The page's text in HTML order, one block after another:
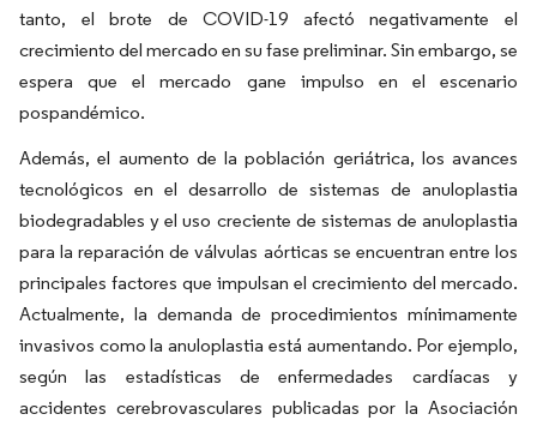
tanto, el brote de COVID-19 afectó negativamente el
crecimiento del mercado en su fase preliminar. Sin embargo, se
espera que el mercado gane impulso en el escenario
pospandémico.
Además, el aumento de la población geriátrica, los avances
tecnológicos en el desarrollo de sistemas de anuloplastia
biodegradables y el uso creciente de sistemas de anuloplastia
para la reparación de válvulas aórticas se encuentran entre los
principales factores que impulsan el crecimiento del mercado.
Actualmente, la demanda de procedimientos mínimamente
invasivos como la anuloplastia está aumentando. Por ejemplo,
según las estadísticas de enfermedades cardíacas y
accidentes cerebrovasculares publicadas por la Asociación